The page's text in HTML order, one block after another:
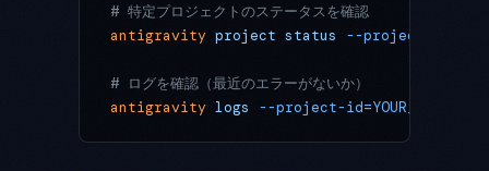
# 特定プロジェクトのステータスを確認
antigravity project status --project-
# ログを確認（最近のエラーがないか）
antigravity logs --project-